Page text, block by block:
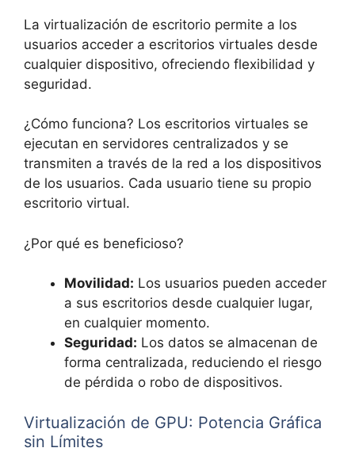
La virtualización de escritorio permite a los
usuarios acceder a escritorios virtuales desde
cualquier dispositivo, ofreciendo flexibilidad y
seguridad.
¿Cómo funciona? Los escritorios virtuales se
ejecutan en servidores centralizados y se
transmiten a través de la red a los dispositivos
de los usuarios. Cada usuario tiene su propio
escritorio virtual.
¿Por qué es beneficioso?
Movilidad: Los usuarios pueden acceder
a sus escritorios desde cualquier lugar,
en cualquier momento.
Seguridad: Los datos se almacenan de
forma centralizada, reduciendo el riesgo
de pérdida o robo de dispositivos.
Virtualización de GPU: Potencia Gráfica
sin Límites